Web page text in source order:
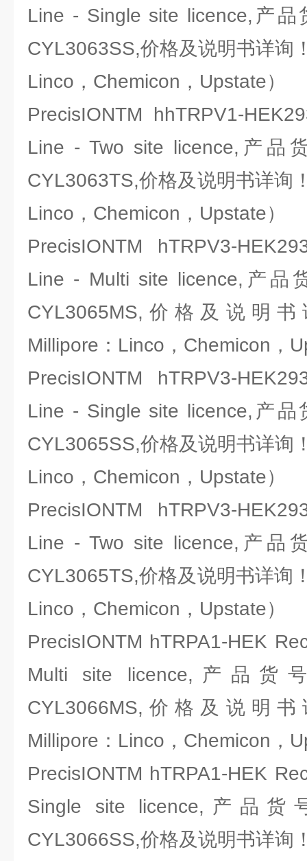
Line - Single site licence,产
CYL3063SS,价格及说明书详询
Linco，Chemicon，Upstate）
PrecisIONTM hhTRPV1-
Line - Two site licence,产品
CYL3063TS,价格及说明书详询
Linco，Chemicon，Upstate）
PrecisIONTM hTRPV3-
Line - Multi site licence,产品
CYL3065MS,价格及说明
Millipore：Linco，Chemicon，
PrecisIONTM hTRPV3-
Line - Single site licence,产
CYL3065SS,价格及说明书详询
Linco，Chemicon，Upstate）
PrecisIONTM hTRPV3-
Line - Two site licence,产品
CYL3065TS,价格及说明书详询
Linco，Chemicon，Upstate）
PrecisIONTM hTRPA1-HEK
Multi site licence,产品货
CYL3066MS,价格及说明
Millipore：Linco，Chemicon，
PrecisIONTM hTRPA1-HEK
Single site licence,产品货
CYL3066SS,价格及说明书详询